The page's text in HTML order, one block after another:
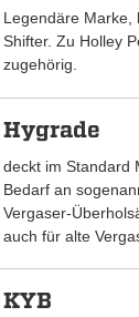
Legendäre Marke,
Shifter. Zu Holley
zugehörig.
Hygrade
deckt im Standard
Bedarf an
Vergaser-
auch für alte
KYB